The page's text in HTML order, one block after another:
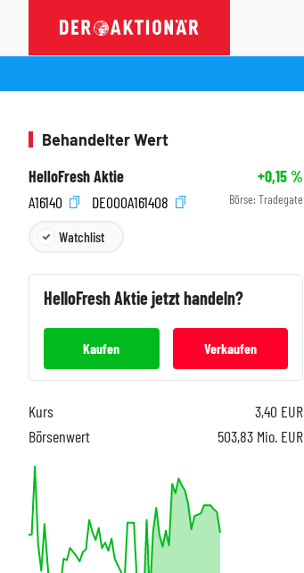
Behandelter Wert
HelloFresh Aktie
+0,15%
A16140
DE000A161408 Börse: Tradegate
Watchlist
HelloFreshAktie jetzt handeln?
Kaufen Verkaufen
Kurs 3,40 EUR
Börsenwert
503,83 Mio. EUR